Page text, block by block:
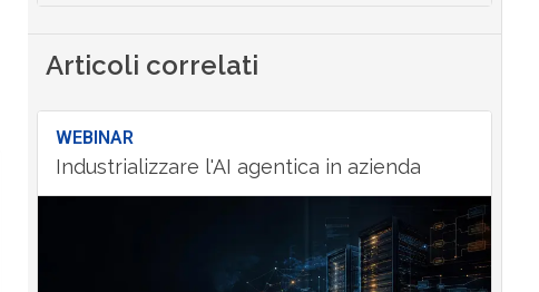
Articoli correlati
WEBINAR
Industrializzare l'AI agentica in azienda